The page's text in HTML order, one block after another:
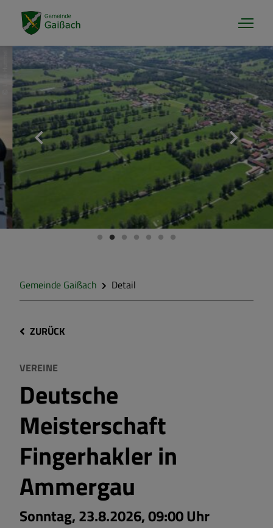
Gemeinde Gaißach Detail
ZURÜCK
VEREINE
Deutsche
Meisterschaft
Fingerhakler in
Ammergau
Sonntag, 23.8.2026, 09:00 Uhr